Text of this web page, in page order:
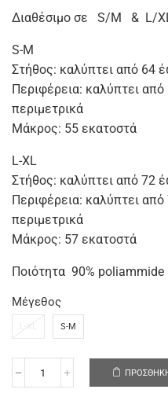
Διαθέσιμο σε S/M & L/
S-M
Στήθος: καλύπτει από 64
Περιφέρεια: καλύπτει
περιμετρικά
Μάκρος: 55 εκατοστά
L-XL
Στήθος: καλύπτει από 72
Περιφέρεια: καλύπτει
περιμετρικά
Μάκρος: 57 εκατοστά
Ποιότητα 90%
Μέγεθος
L-XL S-M